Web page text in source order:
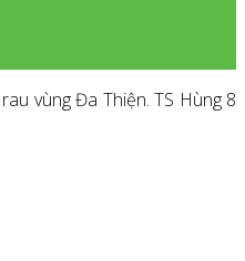
vùng Đa Thiện. TS Hùng 8